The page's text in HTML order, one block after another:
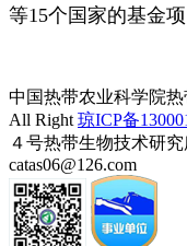
等15个国家的基金项
中国热带农业科学院
All Right 琼ICP备
４号热带生物技术研
catas06@126.com